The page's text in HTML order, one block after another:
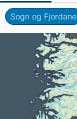
Sogn og Fjordane